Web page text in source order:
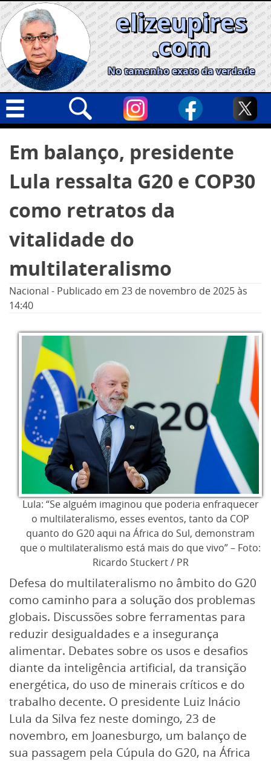
Skip
to
content
elizeupires
.com
No tamanho exato da verdade
Geral
Cidades
Opinião
Informe especial
por:
Em balanço, presidente
Lula ressalta G20 e COP30
como retratos da
vitalidade do
multilateralismo
Nacional - Publicado em 23 de novembro de 2025às
14:40
Lula: “Se alguém imaginou que poderia enfraquecer
o multilateralismo, esses eventos, tanto da COP
quanto do G20 aqui na África do Sul, demonstram
que o multilateralismo está mais do que vivo” – Foto:
Ricardo Stuckert / PR
Defesa do multilateralismo no âmbito do G20
como caminho para a solução dos problemas
globais. Discussões sobre ferramentas para
reduzir desigualdades e a insegurança
alimentar. Debates sobre os usos e desafios
diante da inteligência artificial, da transição
energética, do uso de minerais críticos e do
trabalho decente. O presidente Luiz Inácio
Lula da Silva fez neste domingo, 23 de
novembro, em Joanesburgo, um balanço de
sua passagem pela Cúpula do G20, na África